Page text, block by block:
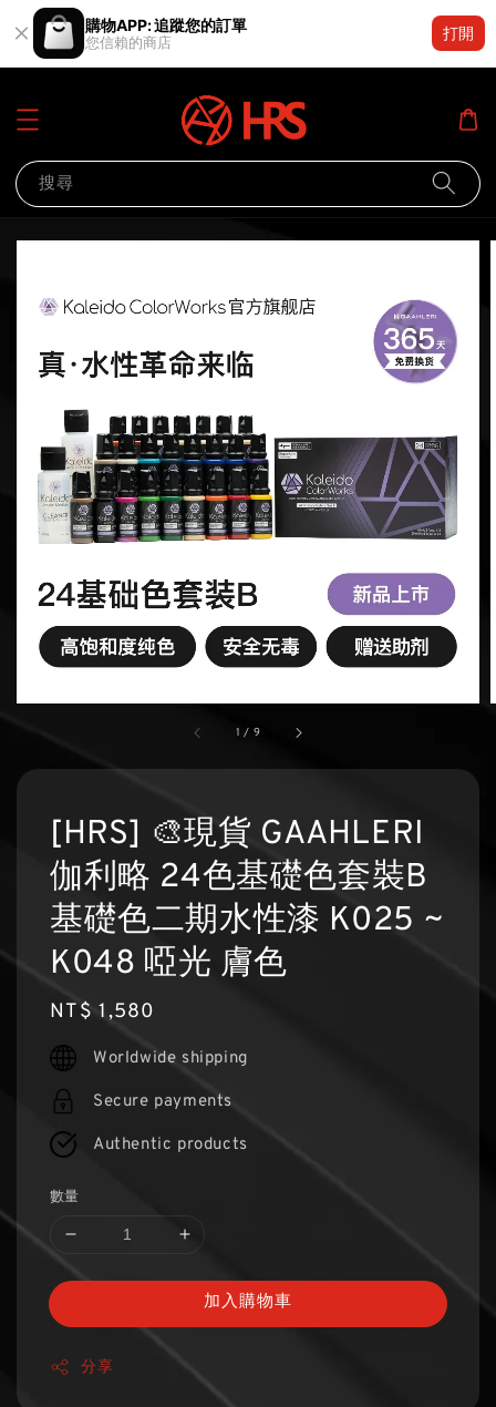
購物APP: 追蹤您的訂單
您信賴的商店
打開
搜尋
1 / 9
[HRS] 🎨現貨 GAAHLERI
伽利略 24色基礎色套裝B
基礎色二期水性漆 K025 ~
K048 啞光 膚色
Regular
price
NT$ 1,580
Worldwide shipping
Secure payments
Authentic products
數量
加入購物車
分享